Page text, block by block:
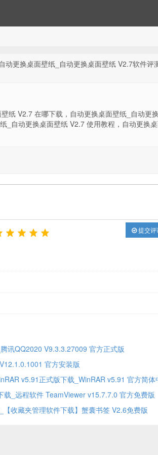
动更换桌面壁纸_自动更换桌面壁纸 V2.7软件评
纸 V2.7 在哪下载，自动更换桌面壁纸_自动更
_自动更换桌面壁纸 V2.7 使用教程，自动更换
提交评
讯QQ2020 V9.3.3.27009 官方正式版
官方安装版
v5.91正式版下载_WinRAR v5.91 官方简体
载_远程软件 TeamViewer v15.7.7.0 官方免费版
【收藏夹管理软件下载】蟹囊书签 V2.6免费版